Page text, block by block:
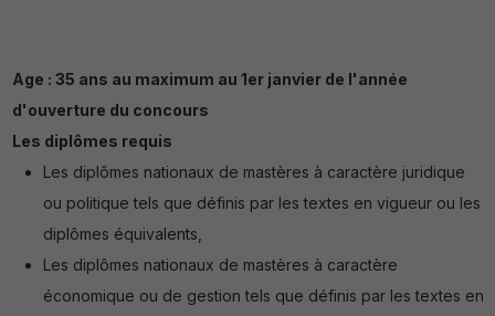
Age : 35 ans au maximum au 1er janvier de l'année
d'ouverture du concours
Les diplômes requis
Les diplômes nationaux de mastères à caractère juridique
ou politique tels que définis par les textes en vigueur ou les
diplômes équivalents,
Les diplômes nationaux de mastères à caractère
économique ou de gestion tels que définis par les textes en